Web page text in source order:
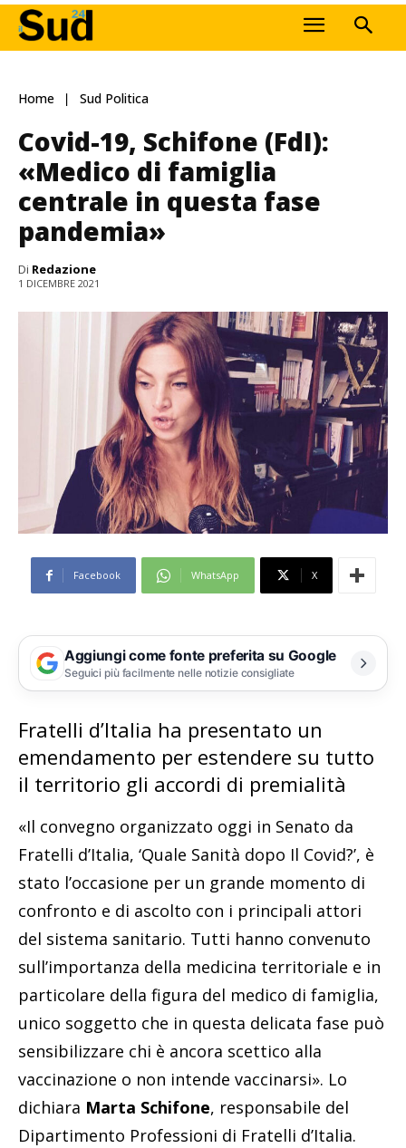
Home Sud Politica
Covid-19, Schifone (FdI):
«Medico di famiglia
centrale in questa fase
pandemia»
Di Redazione
1 DICEMBRE 2021
Facebook WhatsApp X
Aggiungi come fonte preferita su Google
Seguici più facilmente nelle notizie consigliate
Fratelli d’Italia ha presentato un
emendamento per estendere su tutto
il territorio gli accordi di premialità
«Il convegno organizzato oggi in Senato da
Fratelli d’Italia, ‘Quale Sanità dopo Il Covid?’, è
stato l’occasione per un grande momento di
confronto e di ascolto con i principali attori
del sistema sanitario. Tutti hanno convenuto
sull’importanza della medicina territoriale e in
particolare della figura del medico di famiglia,
unico soggetto che in questa delicata fase può
sensibilizzare chi è ancora scettico alla
vaccinazione o non intende vaccinarsi». Lo
dichiara Marta Schifone, responsabile del
Dipartimento Professioni di Fratelli d’Italia.